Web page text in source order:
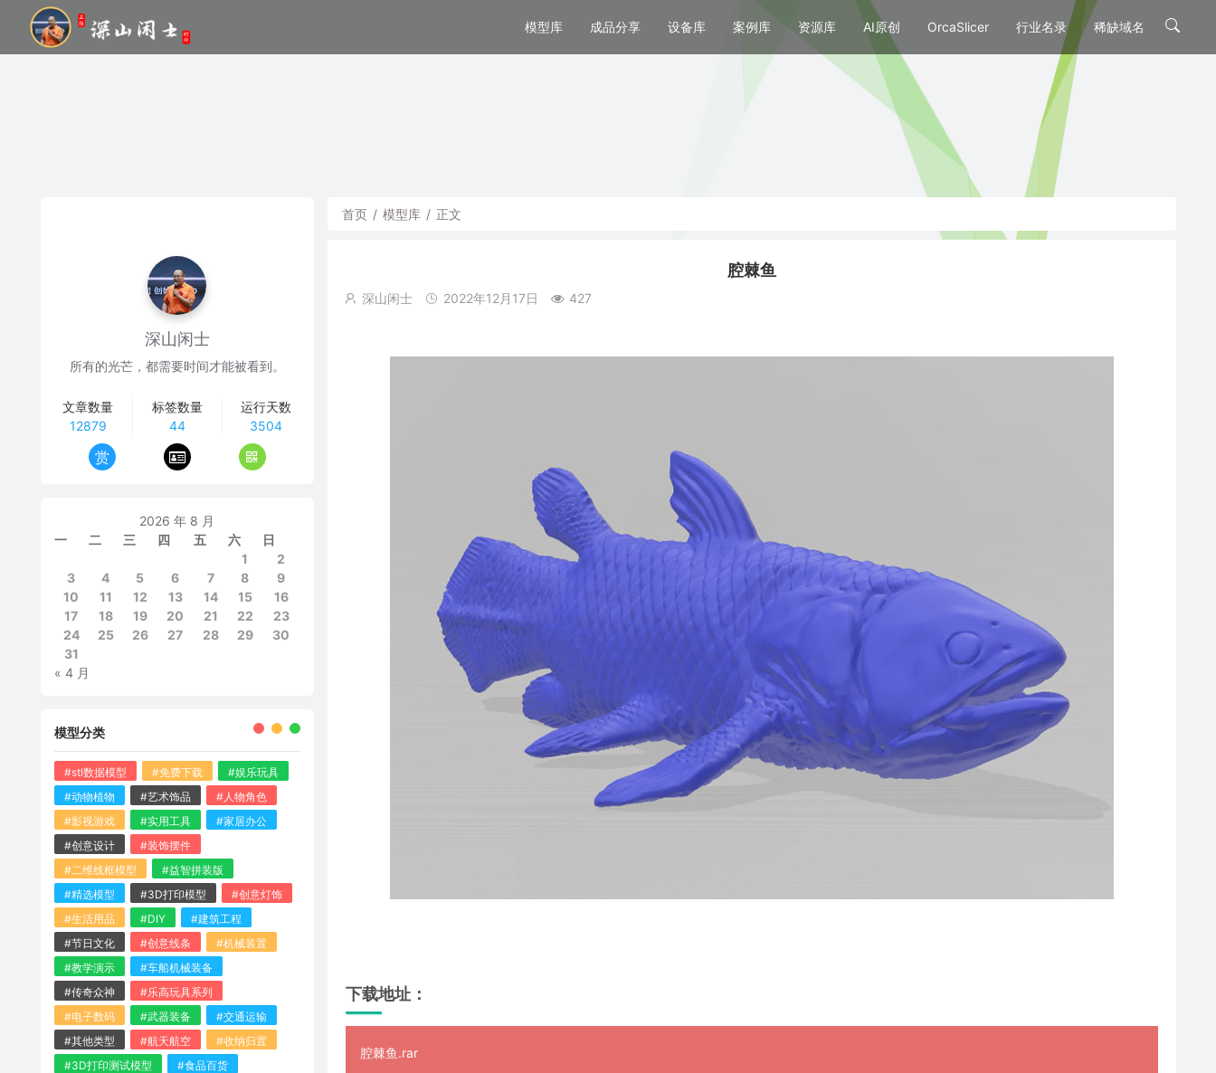
模型库 成品分享 设备库 案例库 资源库 AI原创 OrcaSlicer 行业名录 稀缺域名
首页 / 模型库 / 正文
腔棘鱼
深山闲士 2022年12月17日 427
下载地址：
腔棘鱼.rar
深山闲士
所有的光芒，都需要时间才能被看到。
文章数量
12879
标签数量
44
运行天数
3504
赏
2026 年 8 月
一
二 三 四 五 六
日
1
2
3
4 5 6 7 8
9
10
11 12 13 14 15
16
17
18 19 20 21 22
23
24
25 26 27 28 29
30
31
« 4 月
模型分类
#stl数据模型 #免费下载
#娱乐玩具
#动物植物
#艺术饰品
#人物角色
#影视游戏
#实用工具
#家居办公
#创意设计
#装饰摆件
#二维线框模型
#益智拼装版
#精选模型
#3D打印模型
#创意灯饰
#生活用品
#DIY
#建筑工程
#节日文化
#创意线条
#机械装置
#教学演示
#车船机械装备
#传奇众神
#乐高玩具系列
#电子数码
#武器装备
#交通运输
#其他类型
#航天航空
#收纳归置
#3D打印测试模型
#食品百货